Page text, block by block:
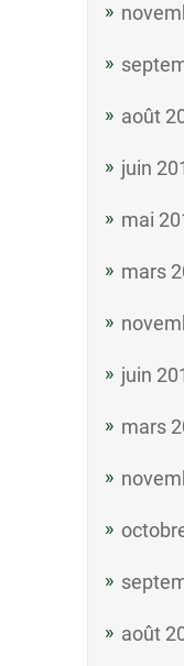
août
juin
mai
mars
juin
mars
août